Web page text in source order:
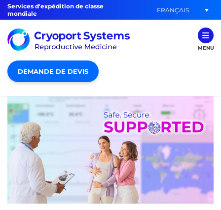
Services d'expédition de classe
mondiale
FRANÇAIS
MENU
DEMANDE DE DEVIS